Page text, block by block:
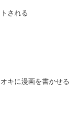
される
キに漫画を書かせる